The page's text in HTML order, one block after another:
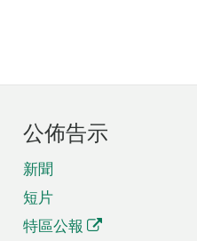
公佈告示
新聞
短片
特區公報